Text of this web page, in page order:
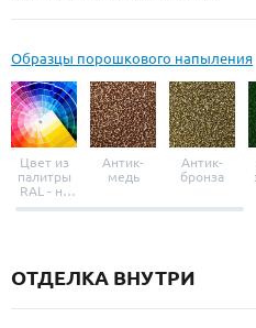
Образцы порошкового напыления
Цвет из
палитры
RAL - на
выбор
Антик-
медь
Антик-
бронза
ОТДЕЛКА ВНУТРИ